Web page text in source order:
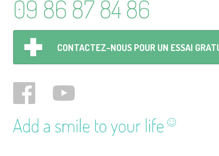
09 86 87 84 86
CONTACTEZ-NOUS POUR UN ESSAI